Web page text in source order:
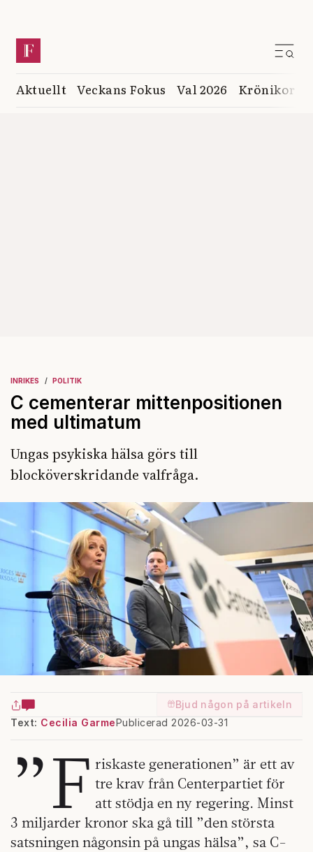
Aktuellt Veckans Fokus Val 2026 Krönikor
INRIKES POLITIK
C cementerar mittenpositionen
med ultimatum
Ungas psykiska hälsa görs till
blocköverskridande valfråga.
Bjud någon på artikeln
Text: Cecilia GarmePublicerad 2026-03-31
”F riskaste generationen” är ett av
tre krav från Centerpartiet för
att stödja en ny regering. Minst
3 miljarder kronor ska gå till ”den största
satsningen någonsin på ungas hälsa”, sa C-